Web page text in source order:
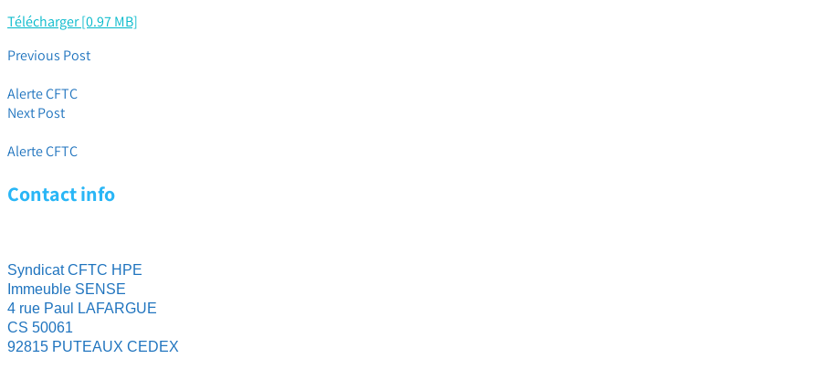
Télécharger [0.97 MB]
Previous Post
Alerte CFTC
Next Post
Alerte CFTC
Contact info
Syndicat CFTC HPE
Immeuble SENSE
4 rue Paul LAFARGUE
CS 50061
92815 PUTEAUX CEDEX